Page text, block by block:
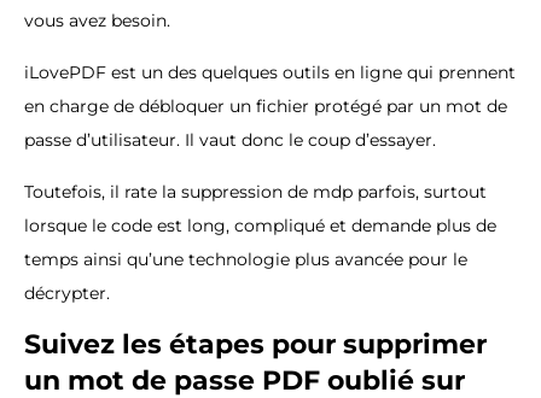
vous avez besoin.
iLovePDF est un des quelques outils en ligne qui prennent
en charge de débloquer un fichier protégé par un mot de
passe d’utilisateur. Il vaut donc le coup d’essayer.
Toutefois, il rate la suppression de mdp parfois, surtout
lorsque le code est long, compliqué et demande plus de
temps ainsi qu’une technologie plus avancée pour le
décrypter.
Suivez les étapes pour supprimer
un mot de passe PDF oublié sur